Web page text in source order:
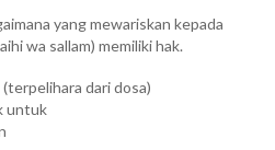
yang mewariskan kepada
wa sallam) memiliki hak.
(terpelihara dari dosa)
untuk